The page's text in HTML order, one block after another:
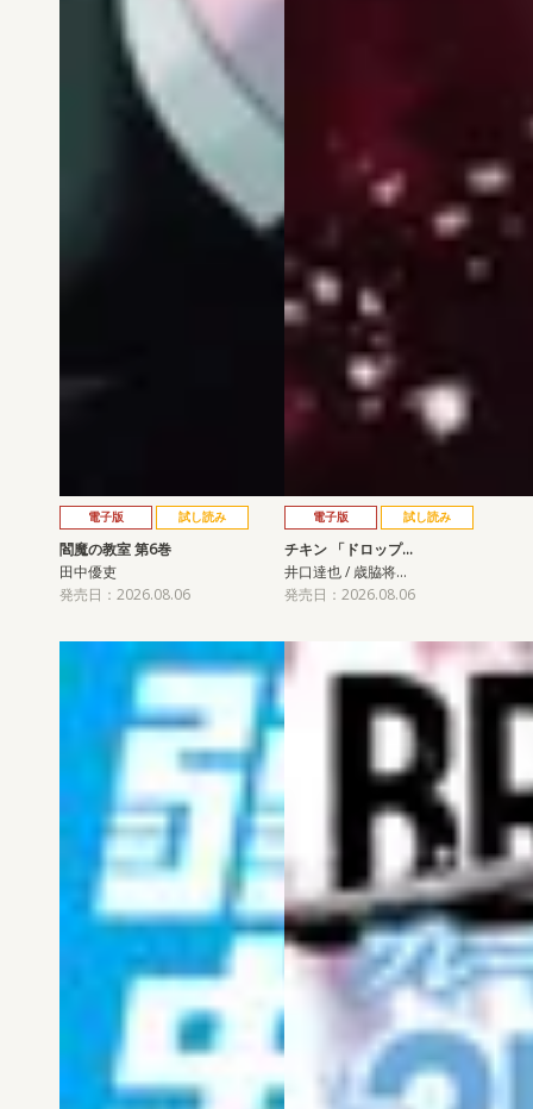
電子版 試し読み
閻魔の教室 第6巻
田中優吏
発売日：2026.08.06
電子版 試し読み
チキン 「ドロップ…
井口達也 / 歳脇将…
発売日：2026.08.06